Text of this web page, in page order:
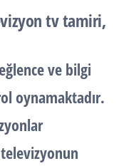
tv tamiri,
ve bilgi
oynamaktadır.